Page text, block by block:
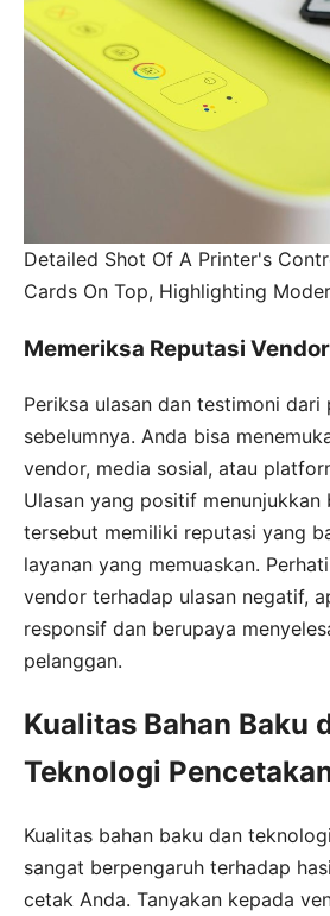
Detailed Shot Of A Printer's
Cards On Top, Highlighting
Memeriksa Reputasi Vendor
Periksa ulasan dan testimoni dari
sebelumnya. Anda bisa
vendor, media sosial, atau
Ulasan yang positif menunjukkan
tersebut memiliki reputasi yang
layanan yang memuaskan.
vendor terhadap ulasan negatif,
responsif dan berupaya
pelanggan.
Kualitas Bahan Baku
Teknologi
Kualitas bahan baku dan
sangat berpengaruh terhadap
cetak Anda. Tanyakan kepada